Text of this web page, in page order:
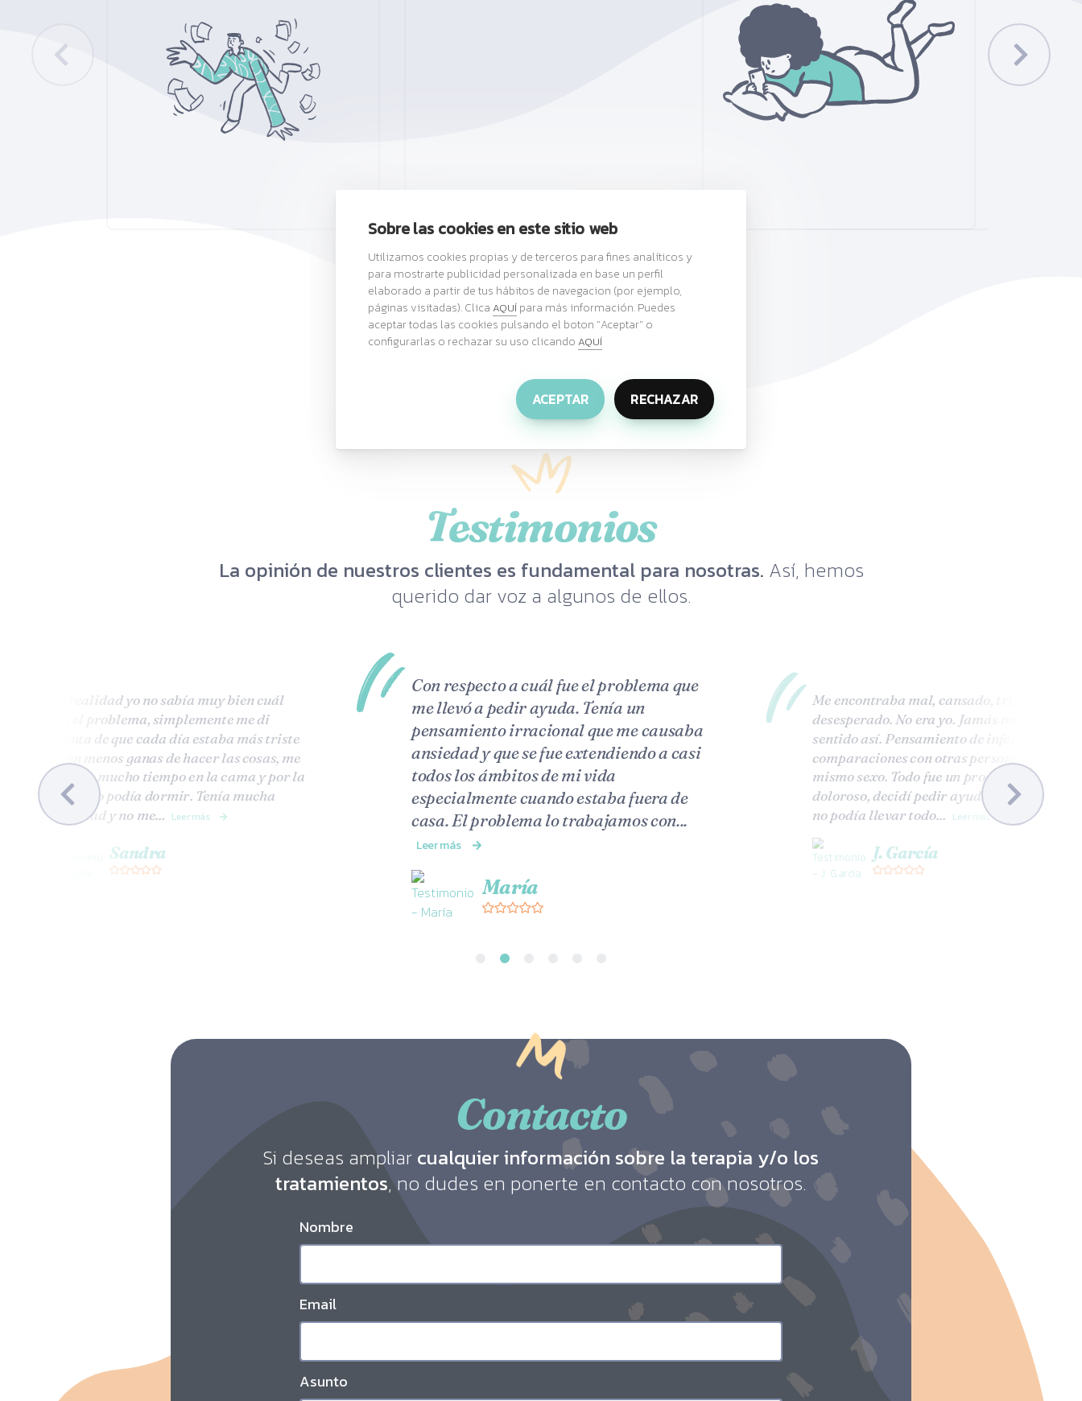
Sobre las cookies en este sitio web
Utilizamos cookies propias y de terceros para fines analíticos y
para mostrarte publicidad personalizada en base un perfil
elaborado a partir de tus hábitos de navegacion (por ejemplo,
páginas visitadas). Clica AQUÍ para más información. Puedes
aceptar todas las cookies pulsando el boton "Aceptar" o
configurarlas o rechazar su uso clicando AQUÍ
ACEPTAR RECHAZAR
Existen
Ver todoslos tratamientos
Testimonios
La opinión de nuestros clientes es fundamental para nosotras. Así, hemos
querido dar voz a algunos de ellos.
En realidad yo no sabía muy bien cuál
era el problema, simplemente me di
cuenta de que cada día estaba más triste
y con menos ganas de hacer las cosas, me
pasaba mucho tiempo en la cama y por la
noche no podía dormir. Tenía mucha
ansiedad y no me... Leer más
Sandra
Con respecto a cuál fue el problema que
me llevó a pedir ayuda. Tenía un
pensamiento irracional que me causaba
ansiedad y que se fue extendiendo a casi
todos los ámbitos de mi vida
especialmente cuando estaba fuera de
casa. El problema lo trabajamos con...
Leer más
María
Me encontraba mal, cansado, triste y
desesperado. No era yo. Jamás me había
sentido así. Pensamiento de inferioridad,
comparaciones con otras personas de mi
mismo sexo. Todo fue un proceso muy
doloroso, decidí pedir ayuda porque yo
no podía llevar todo... Leer más
J. García
Contacto
Si deseas ampliar cualquier información sobre la terapia y/o los
tratamientos, no dudes en ponerte en contacto con nosotros.
Nombre
Email
Asunto